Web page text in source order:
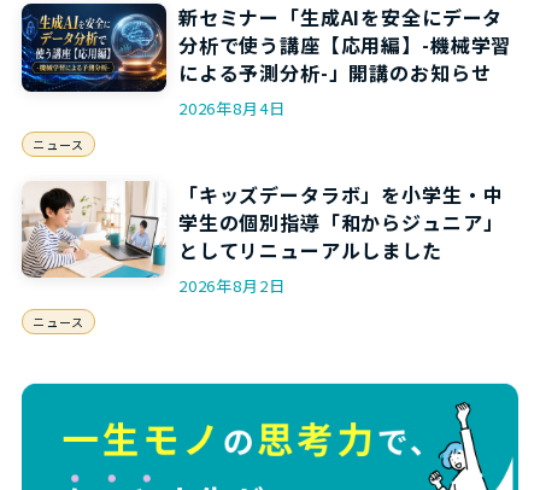
新セミナー「生成AIを安全にデータ
分析で使う講座【応用編】-機械学習
による予測分析-」開講のお知らせ
2026年8月4日
ニュース
「キッズデータラボ」を小学生・中
学生の個別指導「和からジュニア」
としてリニューアルしました
2026年8月2日
ニュース